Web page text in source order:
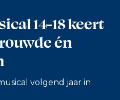
14-18 keert
én
volgend jaar in